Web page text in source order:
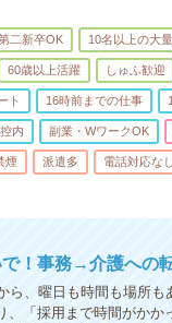
二新卒OK 10名以上の大
60歳以上活躍 しゅふ歓迎
ト 16時前までの仕事
内 副業・WワークOK
煙 派遣多 電話対応なし
！事務→介護への
、曜日も時間も場所も
、「採用まで時間がか